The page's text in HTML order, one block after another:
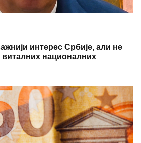
интерес Србије, али не
националних